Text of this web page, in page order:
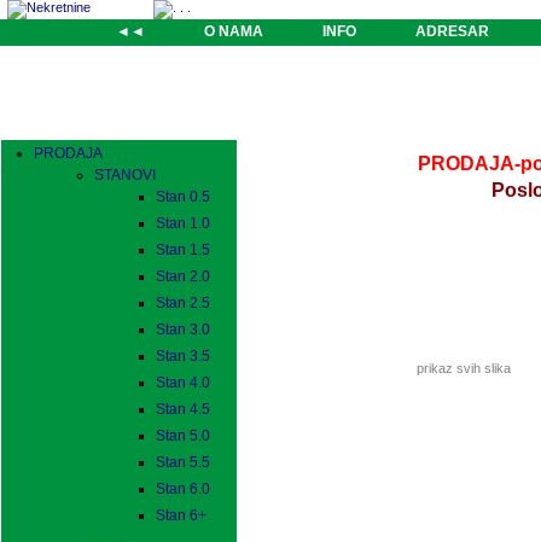
◄◄ O NAMA INFO ADRESAR
PRODAJA
STANOVI
Stan 0.5
Stan 1.0
Stan 1.5
Stan 2.0
Stan 2.5
Stan 3.0
Stan 3.5
Stan 4.0
Stan 4.5
Stan 5.0
Stan 5.5
Stan 6.0
Stan 6+
PRODAJA-
prikaz svih slika